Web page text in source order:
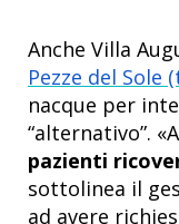
Anche Villa
Pezze del Sole
nacque per
“alternativo”.
pazienti
sottolinea il
ad avere